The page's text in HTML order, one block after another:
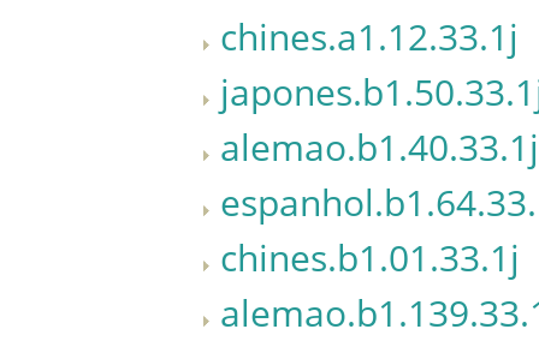
chines.a1.12.33.1j
alemao.b1.40.33.1j
chines.b1.01.33.1j